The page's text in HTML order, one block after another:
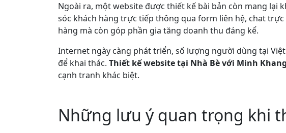
Ngoài ra, một website được thiết kế bài bản còn mang lại
sóc khách hàng trực tiếp thông qua form liên hệ, chat
hàng mà còn góp phần gia tăng doanh thu đáng kể.
Internet ngày càng phát triển, số lượng người dùng tại
để khai thác. Thiết kế website tại Nhà Bè với Minh
cạnh tranh khác biệt.
Những lưu ý quan trọng khi